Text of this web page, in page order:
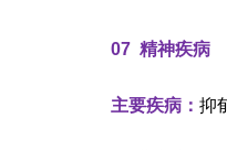
07 精神疾病
主要疾病： 抑